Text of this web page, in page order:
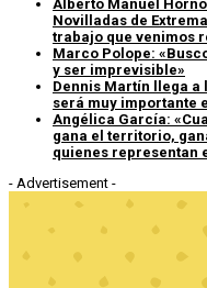
Alberto Manuel
Novilladas de
trabajo que venimos
Marco Polope:
y ser imprevisible»
Dennis Martín llega a
será muy importante
Angélica García:
gana el territorio,
quienes representan
- Advertisement -